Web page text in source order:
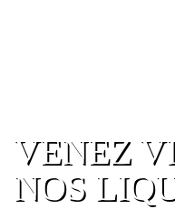
VENEZ
NOS